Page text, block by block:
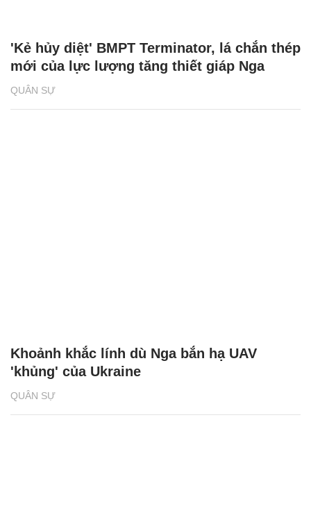
QUÂN SỰ
'Kẻ hủy diệt' BMPT Terminator, lá chắn thép
mới của lực lượng tăng thiết giáp Nga
QUÂN SỰ
Khoảnh khắc lính dù Nga bắn hạ UAV
'khủng' của Ukraine